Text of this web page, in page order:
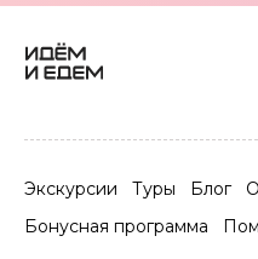
Экскурсии Туры Блог
Бонусная программа